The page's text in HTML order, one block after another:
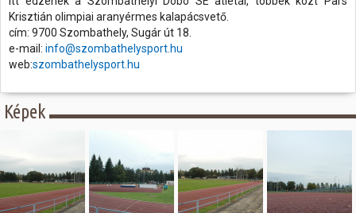
Krisztián olimpiai aranyérmes kalapácsvető.
cím: 9700 Szombathely, Sugár út 18.
e-mail: info@szombathelysport.hu
web:szombathelysport.hu
Képek